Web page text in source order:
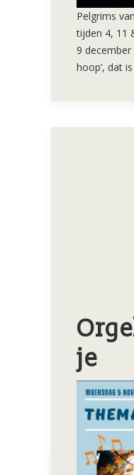
Pelgrims
tijden 4, 11
9 december
hoop’, dat
je